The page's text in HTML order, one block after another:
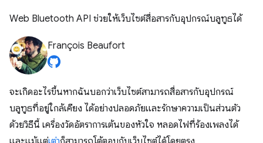
Web Bluetooth API ช่วยให้เว็บไซต์สื่อสารกับอุปกรณ์บลูทูธได้
François Beaufort
จะเกิดอะไรขึ้นหากฉันบอกว่าเว็บไซต์สามารถสื่อสารกับอุปกรณ์
บลูทูธที่อยู่ใกล้เคียง ได้อย่างปลอดภัยและรักษาความเป็นส่วนตัว
ด้วยวิธีนี้ เครื่องวัดอัตราการเต้นของหัวใจ หลอดไฟที่ร้องเพลงได้